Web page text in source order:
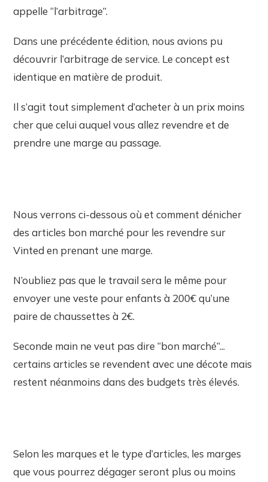
appelle “l’arbitrage”.
Dans une précédente édition, nous avions pu
découvrir l’arbitrage de service. Le concept est
identique en matière de produit.
Il s’agit tout simplement d’acheter à un prix moins
cher que celui auquel vous allez revendre et de
prendre une marge au passage.
Nous verrons ci-dessous où et comment dénicher
des articles bon marché pour les revendre sur
Vinted en prenant une marge.
N’oubliez pas que le travail sera le même pour
envoyer une veste pour enfants à 200€ qu’une
paire de chaussettes à 2€.
Seconde main ne veut pas dire “bon marché”...
certains articles se revendent avec une décote mais
restent néanmoins dans des budgets très élevés.
Selon les marques et le type d’articles, les marges
que vous pourrez dégager seront plus ou moins